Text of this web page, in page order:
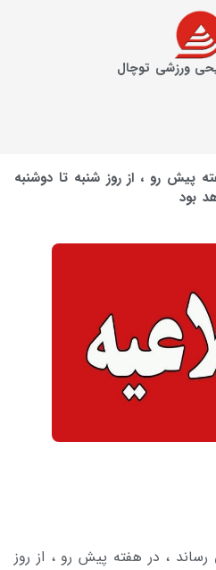
ورزشی توچال
پیش رو ، از روز شنبه تا دوشنبه
، در هفته پیش رو ، از روز